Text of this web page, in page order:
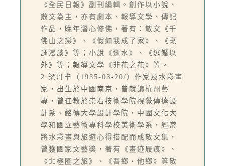
《全民日報》副刊編輯。創作以小說、
散文為主，亦有劇本、報導文學、傳記
作品，晚年潛心修佛，著有：散文《千
佛山之戀》、《假如我成了家》、《烹
調漫談》等；小說《逝水》、《逃婚以
外》等；報導文學《非花之花》等。
2.梁丹丰（1935-03-20/）作家及水彩畫
家，出生於中國南京，曾就讀杭州藝
專，曾任教於崇右技術學院視覺傳達設
計系、銘傳大學設計學院，中國文化大
學和國立藝術專科學校美術學系，經常
將水彩畫與旅遊心得搭配而成散文集，
曾獲國家文藝獎，著有《畫迹屐痕》、
《北極圈之旅》、《吾鄉‧他鄉》等散